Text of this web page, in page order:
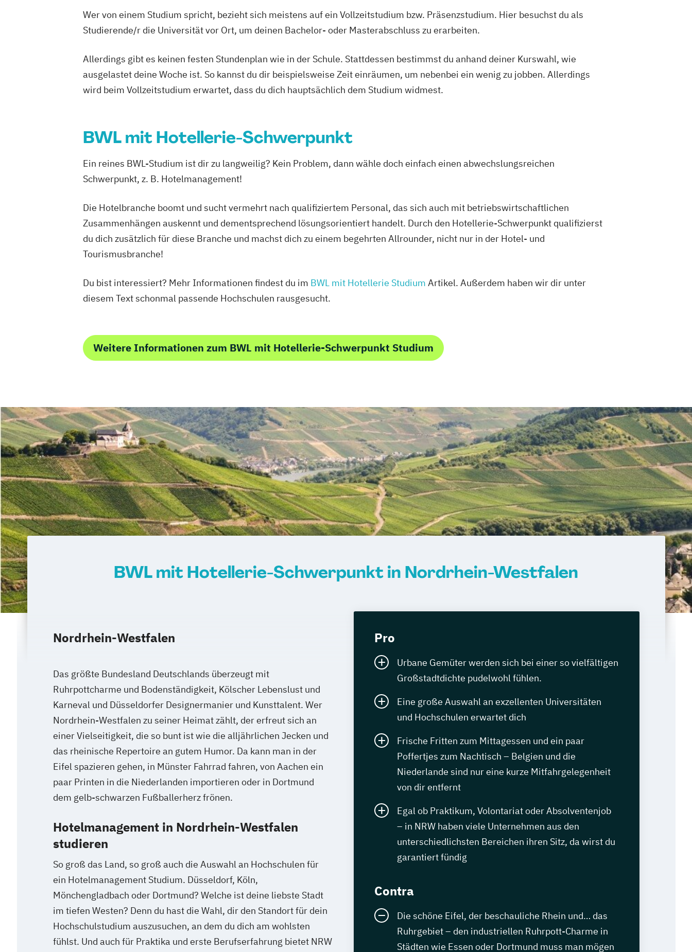
Wer von einem Studium spricht, bezieht sich meistens auf ein Vollzeitstudium bzw. Präsenzstudium. Hier besuchst du als
Studierende/r die Universität vor Ort, um deinen Bachelor- oder Masterabschluss zu erarbeiten.
Allerdings gibt es keinen festen Stundenplan wie in der Schule. Stattdessen bestimmst du anhand deiner Kurswahl, wie
ausgelastet deine Woche ist. So kannst du dir beispielsweise Zeit einräumen, um nebenbei ein wenig zu jobben. Allerdings
wird beim Vollzeitstudium erwartet, dass du dich hauptsächlich dem Studium widmest.
BWL mit Hotellerie-Schwerpunkt
Ein reines BWL-Studium ist dir zu langweilig? Kein Problem, dann wähle doch einfach einen abwechslungsreichen
Schwerpunkt, z. B. Hotelmanagement!
Die Hotelbranche boomt und sucht vermehrt nach qualifiziertem Personal, das sich auch mit betriebswirtschaftlichen
Zusammenhängen auskennt und dementsprechend lösungsorientiert handelt. Durch den Hotellerie-Schwerpunkt qualifizierst
du dich zusätzlich für diese Branche und machst dich zu einem begehrten Allrounder, nicht nur in der Hotel- und
Tourismusbranche!
Du bist interessiert? Mehr Informationen findest du im BWL mit Hotellerie Studium Artikel. Außerdem haben wir dir unter
diesem Text schonmal passende Hochschulen rausgesucht.
Weitere Informationen zum BWL mit Hotellerie-Schwerpunkt Studium
BWL mit Hotellerie-Schwerpunkt in Nordrhein-Westfalen
Nordrhein-Westfalen
Das größte Bundesland Deutschlands überzeugt mit
Ruhrpottcharme und Bodenständigkeit, Kölscher Lebenslust und
Karneval und Düsseldorfer Designermanier und Kunsttalent. Wer
Nordrhein-Westfalen zu seiner Heimat zählt, der erfreut sich an
einer Vielseitigkeit, die so bunt ist wie die alljährlichen Jecken und
das rheinische Repertoire an gutem Humor. Da kann man in der
Eifel spazieren gehen, in Münster Fahrrad fahren, von Aachen ein
paar Printen in die Niederlanden importieren oder in Dortmund
dem gelb-schwarzen Fußballerherz frönen.
Hotelmanagement in Nordrhein-Westfalen
studieren
So groß das Land, so groß auch die Auswahl an Hochschulen für
ein Hotelmanagement Studium. Düsseldorf, Köln,
Mönchengladbach oder Dortmund? Welche ist deine liebste Stadt
im tiefen Westen? Denn du hast die Wahl, dir den Standort für dein
Hochschulstudium auszusuchen, an dem du dich am wohlsten
fühlst. Und auch für Praktika und erste Berufserfahrung bietet NRW
Pro
Urbane Gemüter werden sich bei einer so vielfältigen
Großstadtdichte pudelwohl fühlen.
Eine große Auswahl an exzellenten Universitäten
und Hochschulen erwartet dich
Frische Fritten zum Mittagessen und ein paar
Poffertjes zum Nachtisch – Belgien und die
Niederlande sind nur eine kurze Mitfahrgelegenheit
von dir entfernt
Egal ob Praktikum, Volontariat oder Absolventenjob
– in NRW haben viele Unternehmen aus den
unterschiedlichsten Bereichen ihren Sitz, da wirst du
garantiert fündig
Contra
Die schöne Eifel, der beschauliche Rhein und… das
Ruhrgebiet – den industriellen Ruhrpott-Charme in
Städten wie Essen oder Dortmund muss man mögen